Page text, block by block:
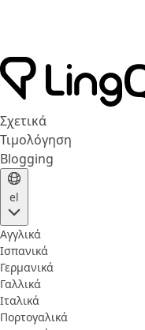
Σχετικά
Τιμολόγηση
Blogging
el
Αγγλικά
Ισπανικά
Γερμανικά
Γαλλικά
Ιταλικά
Πορτογαλικά